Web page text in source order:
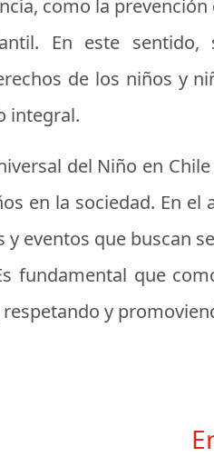
como la
En este
de los niños y
integral.
del Niño en
en la sociedad. En
y eventos que buscan
fundamental que
y